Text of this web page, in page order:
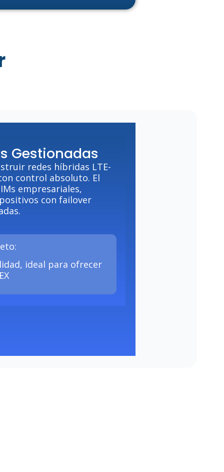
Gestionadas
redes híbridas LTE-
control absoluto. El
empresariales,
con failover
ideal para ofrecer